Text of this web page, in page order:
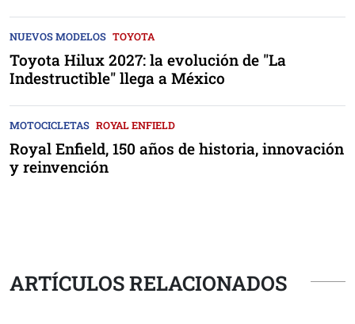
NUEVOS MODELOS TOYOTA
Toyota Hilux 2027: la evolución de "La
Indestructible" llega a México
MOTOCICLETAS ROYAL ENFIELD
Royal Enfield, 150 años de historia, innovación
y reinvención
ARTÍCULOS RELACIONADOS